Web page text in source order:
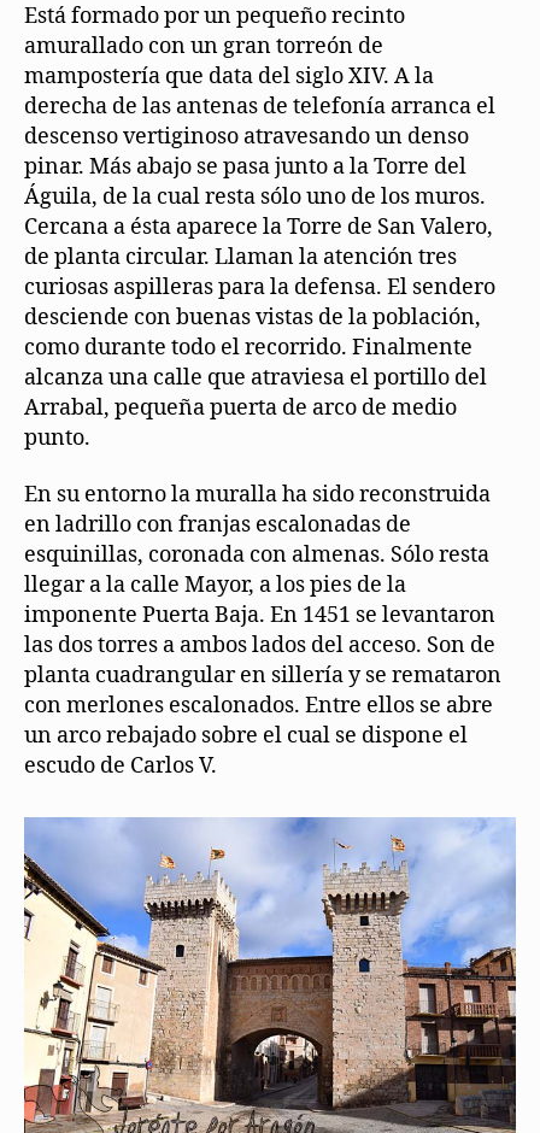
Está formado por un pequeño recinto
amurallado con un gran torreón de
mampostería que data del siglo XIV. A la
derecha de las antenas de telefonía arranca el
descenso vertiginoso atravesando un denso
pinar. Más abajo se pasa junto a la Torre del
Águila, de la cual resta sólo uno de los muros.
Cercana a ésta aparece la Torre de San Valero,
de planta circular. Llaman la atención tres
curiosas aspilleras para la defensa. El sendero
desciende con buenas vistas de la población,
como durante todo el recorrido. Finalmente
alcanza una calle que atraviesa el portillo del
Arrabal, pequeña puerta de arco de medio
punto.
En su entorno la muralla ha sido reconstruida
en ladrillo con franjas escalonadas de
esquinillas, coronada con almenas. Sólo resta
llegar a la calle Mayor, a los pies de la
imponente Puerta Baja. En 1451 se levantaron
las dos torres a ambos lados del acceso. Son de
planta cuadrangular en sillería y se remataron
con merlones escalonados. Entre ellos se abre
un arco rebajado sobre el cual se dispone el
escudo de Carlos V.